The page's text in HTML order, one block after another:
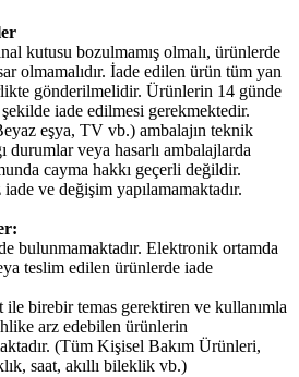
kutusu bozulmamış olmalı, ürünlerde
olmamalıdır. İade edilen ürün tüm yan
gönderilmelidir. Ürünlerin 14 günde
iade edilmesi gerekmektedir.
eşya, TV vb.) ambalajın teknik
durumlar veya hasarlı ambalajlarda
cayma hakkı geçerli değildir.
ve değişim yapılamamaktadır.
bulunmamaktadır. Elektronik ortamda
teslim edilen ürünlerde iade
ile birebir temas gerektiren ve kullanımla
arz edebilen ürünlerin
(Tüm Kişisel Bakım Ürünleri,
saat, akıllı bileklik vb.)